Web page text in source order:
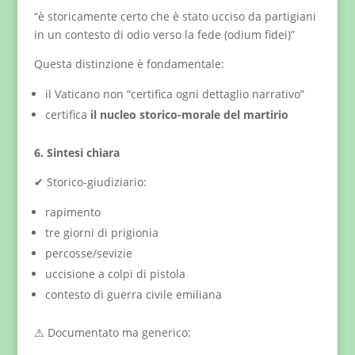
“è storicamente certo che è stato ucciso da partigiani
in un contesto di odio verso la fede (odium fidei)”
Questa distinzione è fondamentale:
il Vaticano non “certifica ogni dettaglio narrativo”
certifica il nucleo storico-morale del martirio
6. Sintesi chiara
✔ Storico-giudiziario:
rapimento
tre giorni di prigionia
percosse/sevizie
uccisione a colpi di pistola
contesto di guerra civile emiliana
⚠ Documentato ma generico: